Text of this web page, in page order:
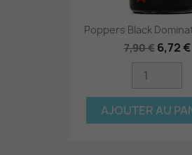
Poppers Black
7,90 € 6,72 €
AJOUTER AU